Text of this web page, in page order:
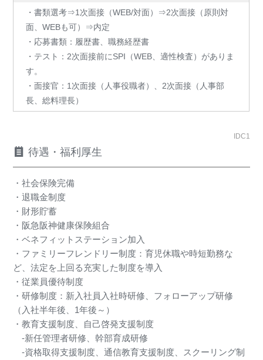
・書類選考⇒1次面接（WEB/対面）⇒2次面接（原則対
面、WEBも可）⇒内定
・応募書類：履歴書、職務経歴書
・テスト：2次面接前にSPI（WEB、適性検査）がありま
す。
・面接官：1次面接（人事役職者）、2次面接（人事部
長、総料理長）
IDC1
待遇・福利厚生
・社会保険完備
・退職金制度
・財形貯蓄
・阪急阪神健康保険組合
・ベネフィットステーション加入
・ファミリーフレンドリー制度：育児休職や時短勤務な
ど、法定を上回る充実した制度を導入
・従業員優待制度
・研修制度：新入社員入社時研修、フォローアップ研修
（入社半年後、1年後～）
・教育支援制度、自己啓発支援制度
-新任管理者研修、幹部育成研修
-資格取得支援制度、通信教育支援制度、スクーリング制